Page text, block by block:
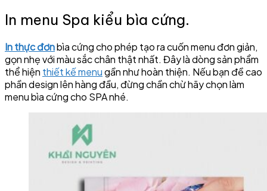
In menu Spa kiểu bìa cứng.
In thực đơnbìa cứng cho phép tạo ra cuốn menu đơn giản,
gọn nhẹ với màu sắc chân thật nhất. Đây là dòng sản phẩm
thể hiện thiết kế menugần như hoàn thiện. Nếu bạn đề cao
phần design lên hàng đầu, đừng chần chừ hãy chọn làm
menu bìa cứng cho SPA nhé.